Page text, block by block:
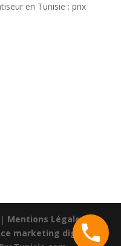
en Tunisie : prix
| Mentions Légales|
marketing digital